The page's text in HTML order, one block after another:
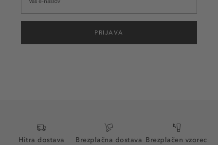
PRIJAVA
Hitra dostava Brezplačna dostava Brezplačen vzorec